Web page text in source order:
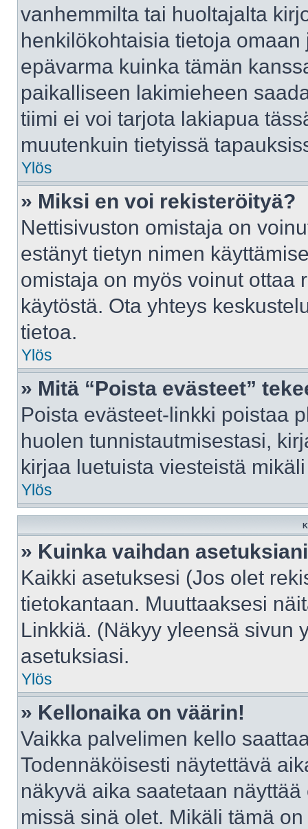
vanhemmilta tai huoltajalta
henkilökohtaisia tietoja
epävarma kuinka tämän
paikalliseen lakimieheen
tiimi ei voi tarjota lakiapua
muutenkuin tietyissä
Ylös
» Miksi en voi rekisteröityä?
Nettisivuston omistaja on
estänyt tietyn nimen
omistaja on myös voinut ottaa
käytöstä. Ota yhteys
tietoa.
Ylös
» Mitä “Poista evästeet”
Poista evästeet-linkki poistaa
huolen tunnistautmisestasi,
kirjaa luetuista viesteistä
Ylös
» Kuinka vaihdan
Kaikki asetuksesi (Jos olet
tietokantaan. Muuttaaksesi
Linkkiä. (Näkyy yleensä sivun
asetuksiasi.
Ylös
» Kellonaika on väärin!
Vaikka palvelimen kello
Todennäköisesti näytettävä
näkyvä aika saatetaan
missä sinä olet. Mikäli tämä